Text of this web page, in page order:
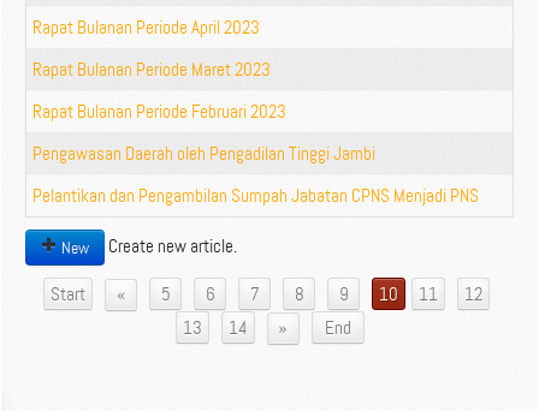
Rapat Bulanan Periode April 2023
Rapat Bulanan Periode Maret 2023
Rapat Bulanan Periode Februari 2023
Pengawasan Daerah oleh Pengadilan Tinggi Jambi
Pelantikan dan Pengambilan Sumpah Jabatan CPNS Menjadi PNS
New Create new article.
Start « 5 6 7 8 9 10 11
12
13
14 » End